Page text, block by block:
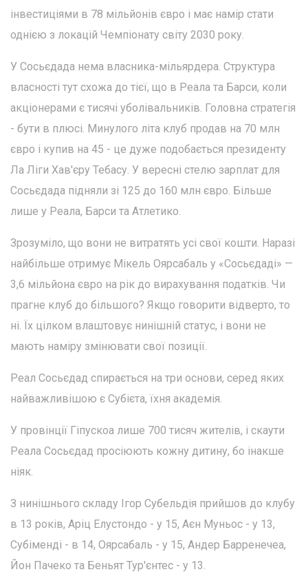
інвестиціями в 78 мільйонів євро і має намір стати
однією з локацій Чемпіонату світу 2030 року.
У Сосьєдада нема власника-мільярдера. Структура
власності тут схожа до тієї, що в Реала та Барси, коли
акціонерами є тисячі уболівальників. Головна стратегія
- бути в плюсі. Минулого літа клуб продав на 70 млн
євро і купив на 45 - це дуже подобається президенту
Ла Ліги Хав'єру Тебасу. У вересні стелю зарплат для
Сосьєдада підняли зі 125 до 160 млн євро. Більше
лише у Реала, Барси та Атлетико.
Зрозуміло, що вони не витратять усі свої кошти. Наразі
найбільше отримує Мікель Оярсабаль у «Сосьєдаді» —
3,6 мільйона євро на рік до вирахування податків. Чи
прагне клуб до більшого? Якщо говорити відверто, то
ні. Їх цілком влаштовує нинішній статус, і вони не
мають наміру змінювати свої позиції.
Реал Сосьєдад спирається на три основи, серед яких
найважливішою є Субієта, їхня академія.
У провінції Гіпускоа лише 700 тисяч жителів, і скаути
Реала Сосьєдад просіюють кожну дитину, бо інакше
ніяк.
З нинішнього складу Ігор Субельдія прийшов до клубу
в 13 років, Аріц Елустондо - у 15, Аєн Муньос - у 13,
Субіменді - в 14, Оярсабаль - у 15, Андер Барренечеа,
Йон Пачеко та Беньят Тур'єнтес - у 13.